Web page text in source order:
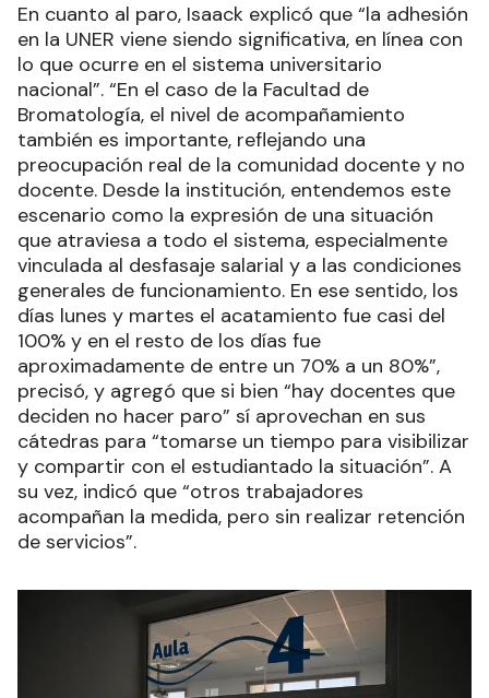
En cuanto al paro, Isaack explicó que “la adhesión
en la UNER viene siendo significativa, en línea con
lo que ocurre en el sistema universitario
nacional”. “En el caso de la Facultad de
Bromatología, el nivel de acompañamiento
también es importante, reflejando una
preocupación real de la comunidad docente y no
docente. Desde la institución, entendemos este
escenario como la expresión de una situación
que atraviesa a todo el sistema, especialmente
vinculada al desfasaje salarial y a las condiciones
generales de funcionamiento. En ese sentido, los
días lunes y martes el acatamiento fue casi del
100% y en el resto de los días fue
aproximadamente de entre un 70% a un 80%”,
precisó, y agregó que si bien “hay docentes que
deciden no hacer paro” sí aprovechan en sus
cátedras para “tomarse un tiempo para visibilizar
y compartir con el estudiantado la situación”. A
su vez, indicó que “otros trabajadores
acompañan la medida, pero sin realizar retención
de servicios”.